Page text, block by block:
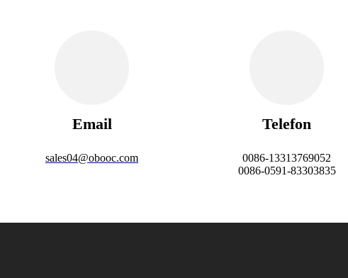
Email
sales04@obooc.com
Telefon
0086-13313769052
0086-0591-83303835